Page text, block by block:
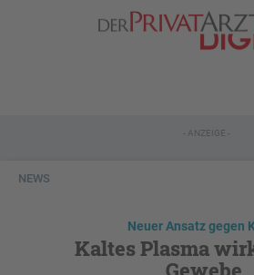
- ANZEIGE -
NEWS
Neuer Ansatz gegen
Kaltes Plasma